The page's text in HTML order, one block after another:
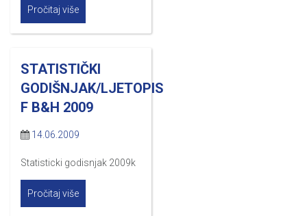
Pročitaj više
STATISTIČKI
GODIŠNJAK/LJETOPIS
F B&H 2009
14.06.2009
Statisticki godisnjak 2009k
Pročitaj više